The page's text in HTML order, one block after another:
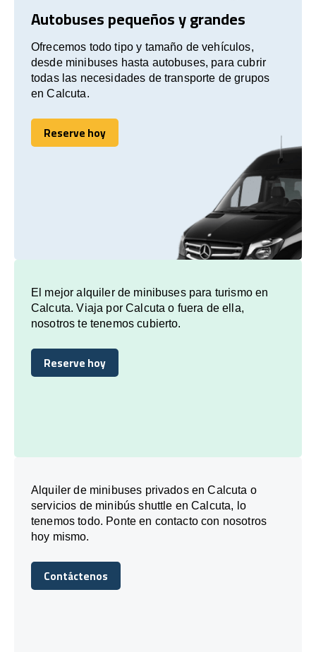
Autobuses pequeños y grandes
Ofrecemos todo tipo y tamaño de vehículos,
desde minibuses hasta autobuses, para cubrir
todas las necesidades de transporte de grupos
en Calcuta.
Reserve hoy
Reserve hoy
El mejor alquiler de minibuses para turismo en
Calcuta. Viaja por Calcuta o fuera de ella,
nosotros te tenemos cubierto.
Reserve hoy
Reserve hoy
Alquiler de minibuses privados en Calcuta o
servicios de minibús shuttle en Calcuta, lo
tenemos todo. Ponte en contacto con nosotros
hoy mismo.
Contáctenos
Contáctenos